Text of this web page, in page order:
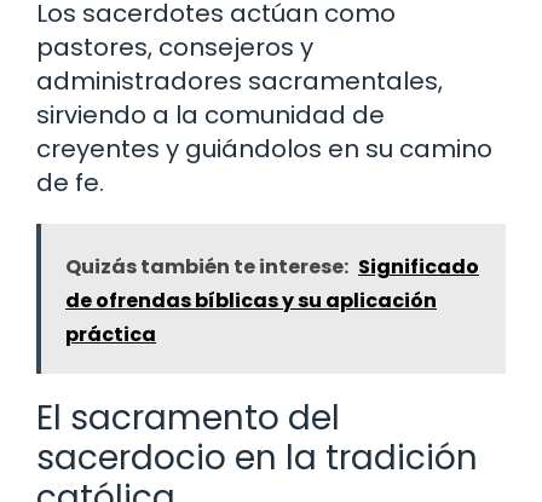
Los sacerdotes actúan como
pastores, consejeros y
administradores sacramentales,
sirviendo a la comunidad de
creyentes y guiándolos en su camino
de fe.
Quizás también te interese: Significado
de ofrendas bíblicas y su aplicación
práctica
El sacramento del
sacerdocio en la tradición